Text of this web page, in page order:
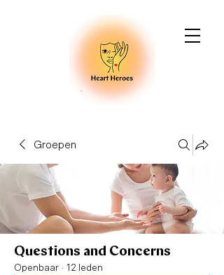
Groepen
Questions and Concerns
Openbaar · 12 leden